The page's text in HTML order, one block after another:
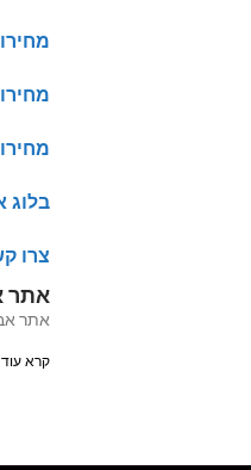
בלוג
צרו
אתר
אתר אבלים
קרא